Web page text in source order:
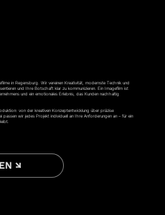
in Regensburg. Wir vereinen Kreativität, modernste Technik und
und Ihre Botschaft klar zu kommunizieren. Ein Imagefilm ist
und ein emotionales Erlebnis, das Kunden nachhaltig
von der kreativen Konzeptentwicklung über präzise
wir jedes Projekt individuell an Ihre Anforderungen an – für ein
↘